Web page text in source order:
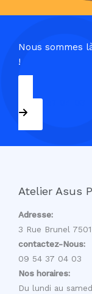
Nous sommes
!
09 54 37 04 03
Atelier Asus
Adresse:
3 Rue Brunel
contactez-Nous:
09 54 37 04 03
Nos horaires:
Du lundi au